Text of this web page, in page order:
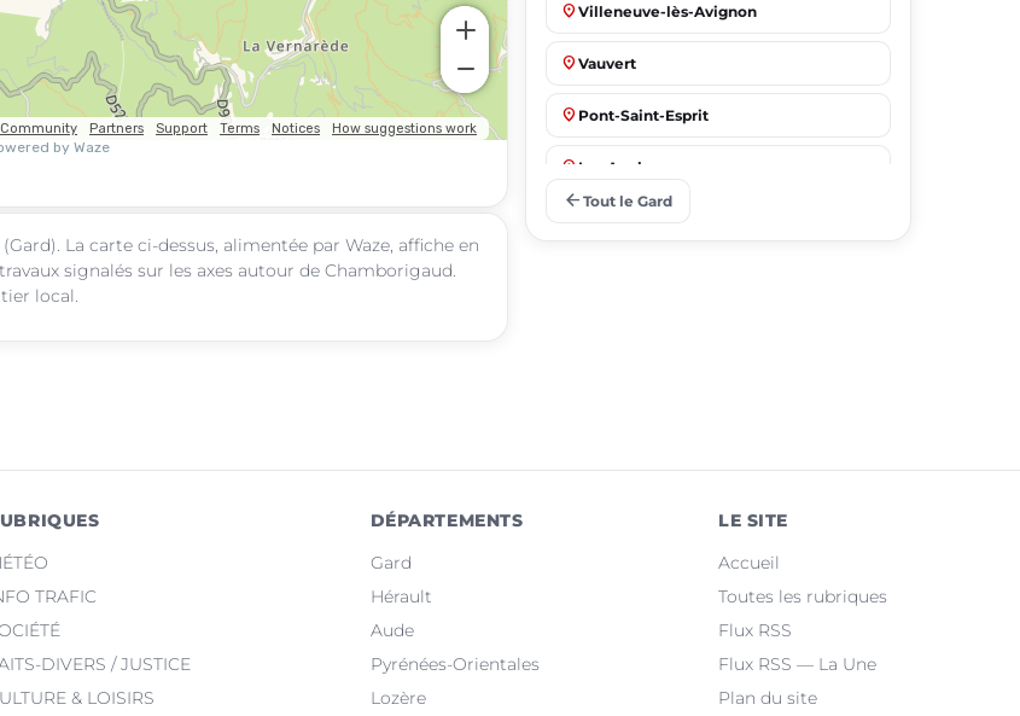
(Gard). La carte ci-dessus, alimentée par Waze, affiche en
signalés sur les axes autour de Chamborigaud.
local.
place Villeneuve-lès-Avignon
place Vauvert
place Pont-Saint-Esprit
place Les Angles
Saint-Christol-lez-Alès
arrow_back Tout le Gard
TRAFIC
DIVERS / JUSTICE
& LOISIRS
DÉPARTEMENTS
Gard
Hérault
Aude
Pyrénées-Orientales
Lozère
LE SITE
Accueil
Toutes les rubriques
Flux RSS
Flux RSS — La Une
Plan du site